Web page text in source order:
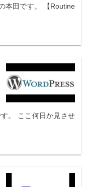
本田です。 【Routine
。 ここ何日か見させ